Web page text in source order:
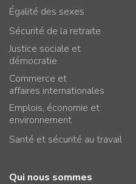
Égalité des sexes
Sécurité de la retraite
Justice sociale et
démocratie
Commerce et
affaires internationales
Emplois, économie et
environnement
Santé et sécurité au travail
Qui nous sommes